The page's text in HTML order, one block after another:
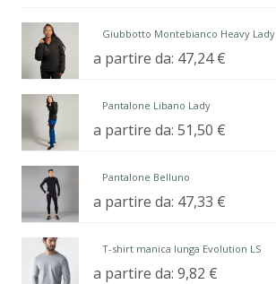
Giubbotto Montebianco Heavy Lady
a partire da: 47,24€
Pantalone Libano Lady
a partire da: 51,50 €
Pantalone Belluno
a partire da: 47,33 €
T-shirt manica lunga Evolution LS
a partire da: 9,82 €